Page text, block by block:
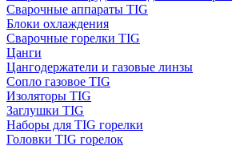
Сварочные аппараты TIG
Блоки охлаждения
Сварочные горелки TIG
Цанги
Цангодержатели и газовые линзы
Сопло газовое TIG
Изоляторы TIG
Заглушки TIG
Наборы для TIG горелки
Головки TIG горелок